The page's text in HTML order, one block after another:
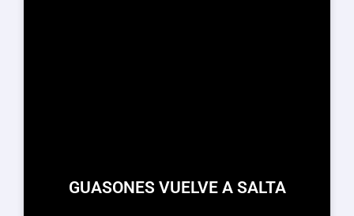
GUASONES VUELVE A SALTA